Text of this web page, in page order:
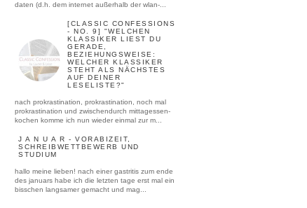
daten (d.h. dem internet außerhalb der wlan-...
[CLASSIC CONFESSIONS
- NO. 9] "WELCHEN
KLASSIKER LIEST DU
GERADE,
BEZIEHUNGSWEISE:
WELCHER KLASSIKER
STEHT ALS NÄCHSTES
AUF DEINER
LESELISTE?"
nach prokrastination, prokrastination, noch mal
prokrastination und zwischendurch mittagessen-
kochen komme ich nun wieder einmal zur m...
J A N U A R - VORABIZEIT,
SCHREIBWETTBEWERB UND
STUDIUM
hallo meine lieben! nach einer gastritis zum ende
des januars habe ich die letzten tage erst mal ein
bisschen langsamer gemacht und mag...